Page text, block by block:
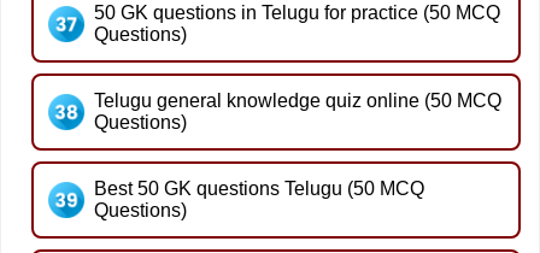
50 GK questions in Telugu for practice (50 MCQ
Questions)
Telugu general knowledge quiz online (50 MCQ
Questions)
Best 50 GK questions Telugu (50 MCQ
Questions)